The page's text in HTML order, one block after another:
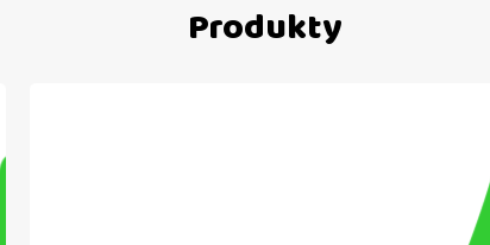
Produkty